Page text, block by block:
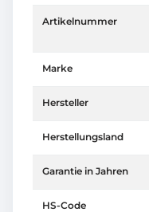
Artikelnummer
Marke
Hersteller
Herstellungsland
Garantie in Jahren
HS-Code